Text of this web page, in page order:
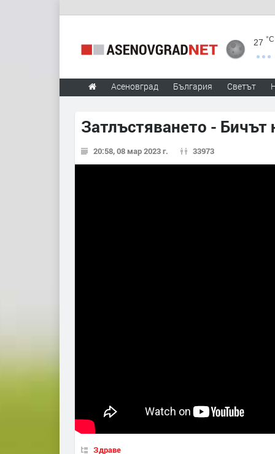
27 °C
Асеновград България Светът
Затлъстяването - Бичът
20:58, 08 мар 2023 г. 33973
Здраве